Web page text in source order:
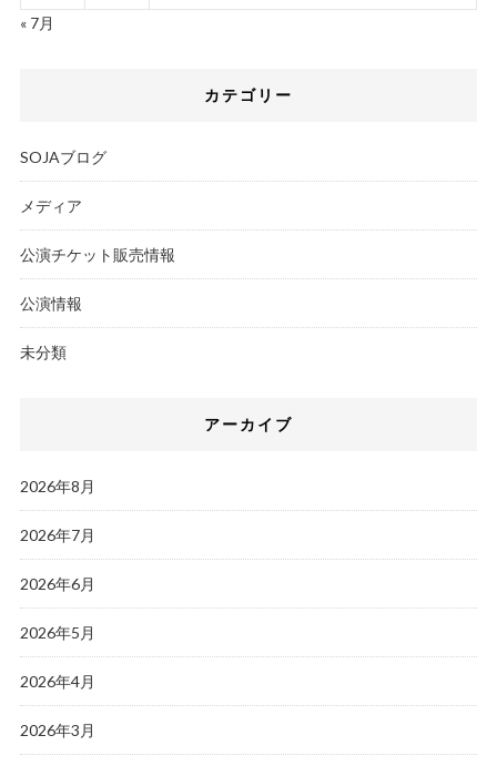
« 7月
カテゴリー
SOJAブログ
メディア
公演チケット販売情報
公演情報
未分類
アーカイブ
2026年8月
2026年7月
2026年6月
2026年5月
2026年4月
2026年3月